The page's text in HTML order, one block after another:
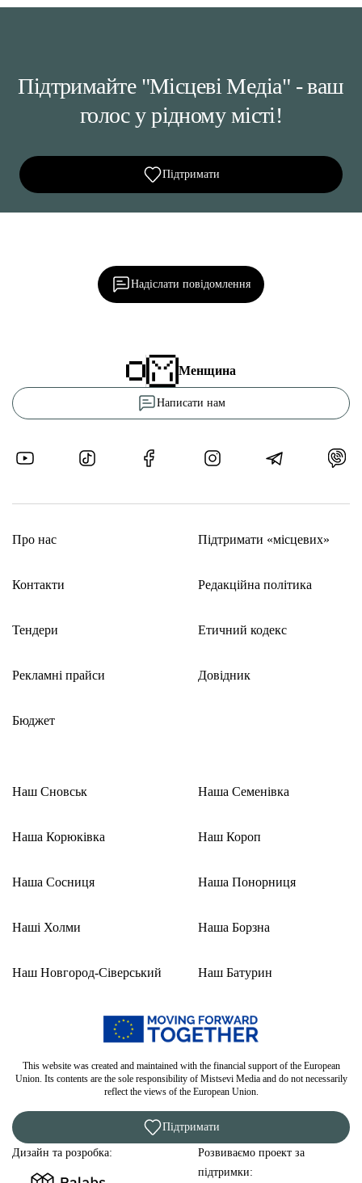
Підтримайте "Місцеві Медіа" - ваш
голос у рідному місті!
Підтримати
Надіслати повідомлення
Менщина
Написати нам
Про нас
Контакти
Тендери
Рекламні прайси
Бюджет
Підтримати «місцевих»
Редакційна політика
Етичний кодекс
Довідник
Наш Сновськ
Наша Корюківка
Наша Сосниця
Наші Холми
Наш Новгород-Сіверський
Наша Семенівка
Наш Короп
Наша Понорниця
Наша Борзна
Наш Батурин
This website was created and maintained with the financial support of the European
Union. Its contents are the sole responsibility of Mistsevi Media and do not necessarily
reflect the views of the European Union.
Підтримати
Дизайн та розробка:
Розвиваємо проект за
підтримки: